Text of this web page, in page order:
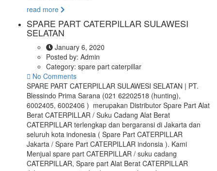
read more
SPARE PART CATERPILLAR SULAWESI
SELATAN
January 6, 2020
Posted by: Admin
Category: spare part caterpillar
No Comments
SPARE PART CATERPILLAR SULAWESI SELATAN | PT.
Blessindo Prima Sarana (021 62202518 (hunting),
6002405, 6002406 ) merupakan Distributor Spare Part Alat
Berat CATERPILLAR / Suku Cadang Alat Berat
CATERPILLAR terlengkap dan bergaransi di Jakarta dan
seluruh kota indonesia ( Spare Part CATERPILLAR
Jakarta / Spare Part CATERPILLAR indonsia ). Kami
Menjual spare part CATERPILLAR / suku cadang
CATERPILLAR, Spare part Alat Berat CATERPILLAR